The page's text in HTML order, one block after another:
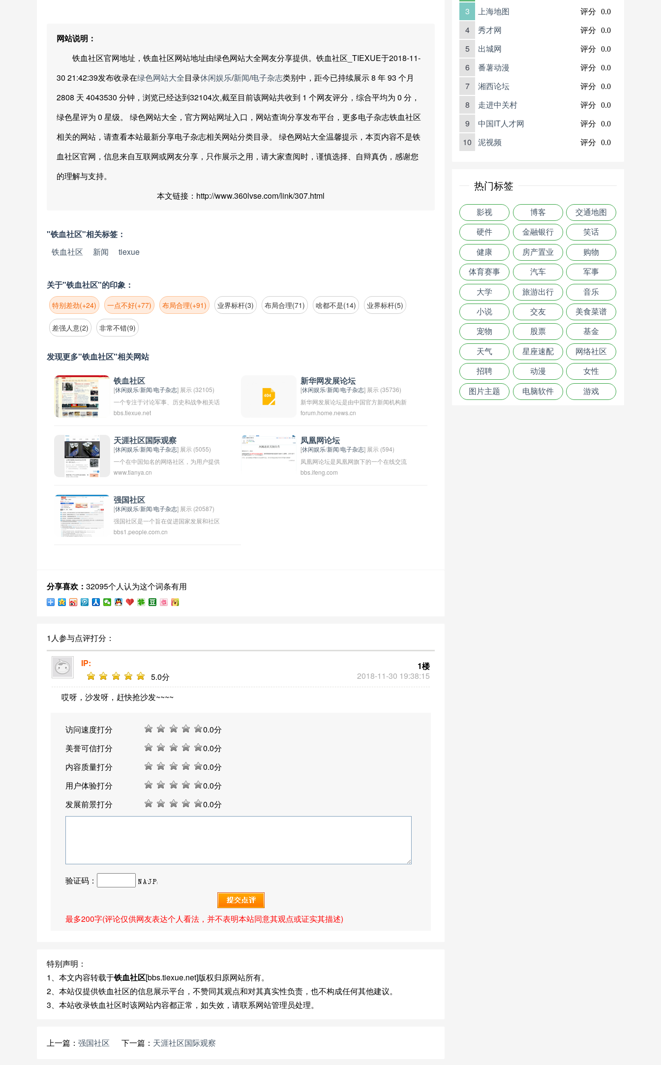
网站说明：
铁血社区官网地址，铁血社区网站地址由绿色网站大全网友分享提供。铁血社区_TIEXUE于2018-11-
30 21:42:39发布收录在绿色网站大全目录休闲娱乐/新闻/电子杂志类别中，距今已持续展示 8 年 93 个月
2808 天 4043530 分钟，浏览已经达到32104次,截至目前该网站共收到 1 个网友评分，综合平均为 0 分，
绿色星评为 0 星级。 绿色网站大全，官方网站网址入口，网站查询分享发布平台，更多电子杂志铁血社区
相关的网站，请查看本站最新分享电子杂志相关网站分类目录。 绿色网站大全温馨提示，本页内容不是铁
血社区官网，信息来自互联网或网友分享，只作展示之用，请大家查阅时，谨慎选择、自辩真伪，感谢您
的理解与支持。
本文链接：http://www.360lvse.com/link/307.html
"铁血社区"相关标签：
铁血社区
新闻 tiexue
关于"铁血社区"的印象：
特别差劲(+24) 一点不好(+77) 布局合理(+91) 业界标杆(3) 布局合理(71) 啥都不是(14) 业界标杆(5)
差强人意(2) 非常不错(9)
发现更多"铁血社区"相关网站
铁血社区
[休闲娱乐/新闻/电子杂志] 展示 (32105)
一个专注于讨论军事、历史和战争相关话
题的在线社区。用户可以在这个平台上分
铁血社区也常常举办各种活动和比赛，吸
引了大量对这些话题感兴趣的人士。在这
个社区里，大家共同探讨、学习和分享关
于军事历史和现代军事技术的知识。
bbs.tiexue.net
新华网发展论坛
[休闲娱乐/新闻/电子杂志] 展示 (35736)
新华网发展论坛是由中国官方新闻机构新
华网举办的一个重要的论坛活动，旨在探
题。该论坛定期举办，汇集来自政府、企
业、学术机构和社会各界的专家学者，共
同研讨有关经济、科技、文化、环境等领
域的重要议题，提出建设性建议和方案。
forum.home.news.cn
天涯社区国际观察
[休闲娱乐/新闻/电子杂志] 展示 (5055)
一个在中国知名的网络社区，为用户提供
关于国际新闻、世界各地政治、经济、文
了解并讨论国际事务，分享自己的看法和
观点。天涯社区国际观察致力于打造一个
开放、多元、公正的信息平台，为用户提
供更广阔的视野和交流空间。
www.tianya.cn
凤凰网论坛
[休闲娱乐/新闻/电子杂志] 展示 (594)
凤凰网论坛是凤凰网旗下的一个在线交流
平台，用户可以在这里讨论各种话题、发
bbs.ifeng.com
强国社区
[休闲娱乐/新闻/电子杂志] 展示 (20587)
强国社区是一个旨在促进国家发展和社区
共建的平台或组织。它可能提供各种服务
发展、加强社会凝聚力，并提升居民生活
bbs1.people.com.cn
分享喜欢： 32095个人认为这个词条有用
1人参与点评打分：
2018-11-30 19:38:15
1楼
IP:
5.0分
哎呀，沙发呀，赶快抢沙发~~~~
访问速度打分 0.0分
美誉可信打分
0.0分
内容质量打分
0.0分
用户体验打分
0.0分
发展前景打分
0.0分
验证码：
最多200字(评论仅供网友表达个人看法，并不表明本站同意其观点或证实其描述)
特别声明：
1、本文内容转载于铁血社区[bbs.tiexue.net]版权归原网站所有。
2、本站仅提供铁血社区的信息展示平台，不赞同其观点和对其真实性负责，也不构成任何其他建议。
3、本站收录铁血社区时该网站内容都正常，如失效，请联系网站管理员处理。
上一篇： 强国社区 下一篇： 天涯社区国际观察
3 上海地图 评分 0.0
4 秀才网 评分 0.0
5 出城网 评分 0.0
6 番薯动漫 评分 0.0
7 湘西论坛 评分 0.0
8 走进中关村 评分 0.0
9 中国IT人才网 评分 0.0
10 泥视频 评分 0.0
热门标签
影视 博客 交通地图
硬件 金融银行 笑话
健康 房产置业 购物
体育赛事 汽车 军事
大学 旅游出行 音乐
小说 交友 美食菜谱
宠物 股票 基金
天气 星座速配 网络社区
招聘 动漫 女性
图片主题 电脑软件 游戏